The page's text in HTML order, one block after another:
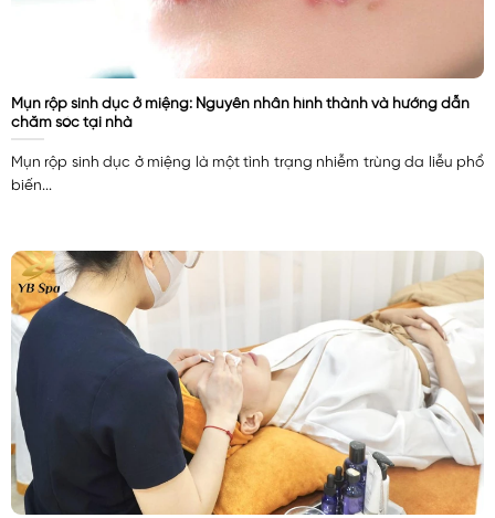
Mụn rộp sinh dục ở miệng: Nguyên nhân hình thành và hướng dẫn
chăm sóc tại nhà
Mụn rộp sinh dục ở miệng là một tình trạng nhiễm trùng da liễu phổ
biến...